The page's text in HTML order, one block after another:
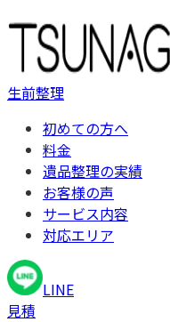
生前整理
初めての方へ
料金
遺品整理の実績
お客様の声
サービス内容
対応エリア
LINE
見積